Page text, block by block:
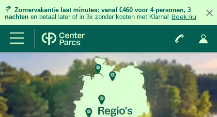
Zomervakantie last minutes: vanaf €460 voor 4 personen, 3
nachten en betaal later of in 3x zonder kosten met Klarna! Boek nu